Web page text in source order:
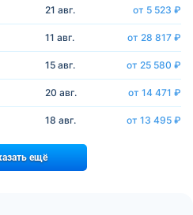
21 авг. от 5 523 ₽
11 авг. от 28 817 ₽
15 авг. от 25 580 ₽
20 авг. от 14 471 ₽
18 авг. от 13 495 ₽
ещё